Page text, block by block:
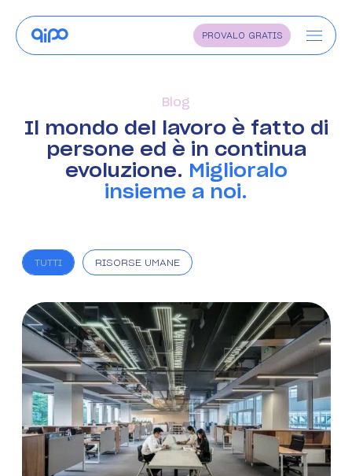
PROVALO GRATIS
Settori
Perché Qipo
Diventa rivenditore
Faq
Contatti
DOWNLOAD APP ACCEDI
PROVALO GRATIS
Blog
Il mondo del lavoro è fatto di
persone ed è in continua
evoluzione. Miglioralo
insieme a noi.
TUTTI RISORSE UMANE